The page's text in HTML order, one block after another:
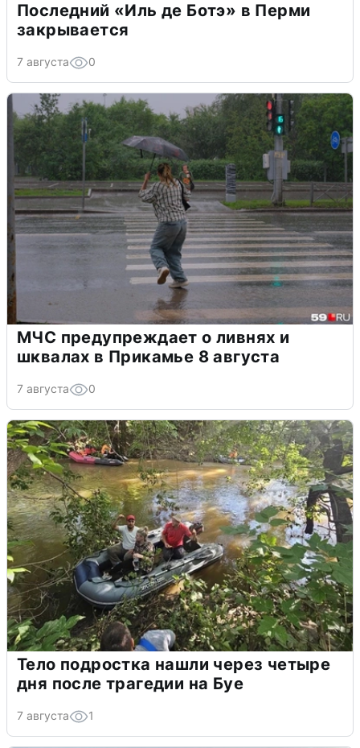
Последний «Иль де Ботэ» в Перми
закрывается
7 августа 0
МЧС предупреждает о ливнях и
шквалах в Прикамье 8 августа
7 августа 0
Тело подростка нашли через четыре
дня после трагедии на Буе
7 августа 1